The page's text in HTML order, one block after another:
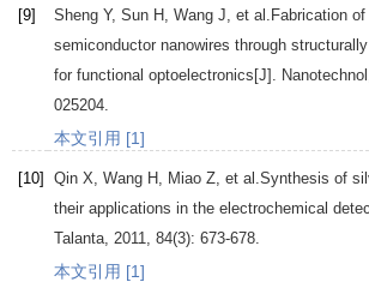
[9] Sheng Y, Sun H Wang J , et al.Fabrication
semiconductor nanowires through
for functional optoelectronics[J].
Nanotechnol
025204.
本文引用 [1]
[10] Qin X Wang H Miao Z , et al.Synthesis of
their applications in the electrochemical
Talanta 2011 84(3): 673-678.
本文引用 [1]